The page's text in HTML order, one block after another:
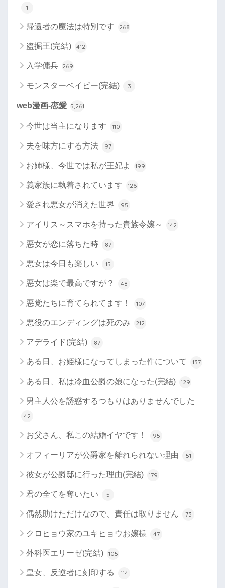
1
帰還者の魔法は特別です 268
盗掘王(完結) 412
入学傭兵 269
モンスターベイビー(完結) 3
web漫画-恋愛 5,261
今世は当主になります 110
夫を味方にする方法 97
お姉様、今世では私が王妃よ 199
義家族に執着されています 126
愛され悪女が消えた世界 95
アイリス～スマホを持った貴族令嬢～ 142
悪女が恋に落ちた時 87
悪女は今日も楽しい 15
悪女は楽で最高ですが？ 48
悪党たちに育てられてます！ 107
悪役のエンディングは死のみ 212
アデライド(完結) 87
ある日、お姫様になってしまった件について 137
ある日、私は冷血公爵の娘になった(完結) 129
男主人公を誘惑するつもりはありませんでした
42
お父さん、私この結婚イヤです！ 95
オフィーリアが公爵家を離れられない理由 51
彼女が公爵邸に行った理由(完結) 179
君の全てを奪いたい 5
偶然助けただけなので、責任は取りません 73
クロヒョウ家のユキヒョウお嬢様 47
外科医エリーゼ(完結) 105
皇女、反逆者に刻印する 114